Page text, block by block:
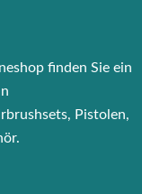
finden Sie ein
Pistolen,